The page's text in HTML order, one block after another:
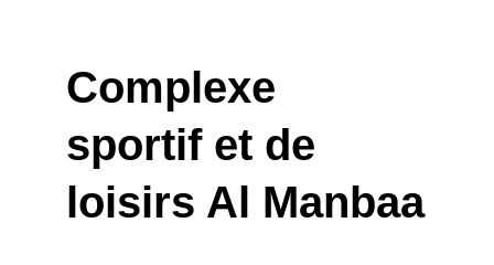
Complexe
sportif et de
loisirs Al Manbaa